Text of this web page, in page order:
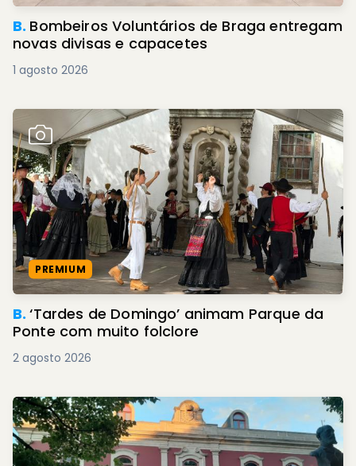
B. Bombeiros Voluntários de Braga entregam
novas divisas e capacetes
1 agosto 2026
PREMIUM
B.‘Tardes de Domingo’ animam Parque da
Ponte com muito folclore
2 agosto 2026